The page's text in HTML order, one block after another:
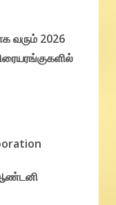
வரும் 2026
ஆண்டனி